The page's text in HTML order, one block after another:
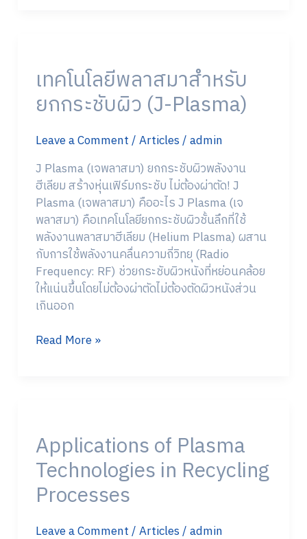
เทคโนโลยีพลาสมาสำหรับ
ยกกระชับผิว (J-Plasma)
Leave a Comment/Articles/admin
J Plasma (เจพลาสมา) ยกกระชับผิวพลังงาน
ฮีเลียม สร้างหุ่นเฟิร์มกระชับ ไม่ต้องผ่าตัด! J
Plasma (เจพลาสมา) คืออะไร J Plasma (เจ
พลาสมา) คือเทคโนโลยียกกระชับผิวชั้นลึกที่ใช้
พลังงานพลาสมาฮีเลียม (Helium Plasma) ผสาน
กับการใช้พลังงานคลื่นความถี่วิทยุ (Radio
Frequency: RF) ช่วยกระชับผิวหนังที่หย่อนคล้อย
ให้แน่นขึ้นโดยไม่ต้องผ่าตัดไม่ต้องตัดผิวหนังส่วน
เกินออก
สำหรับ
ยก
กระชับ
(J-
Plasma)
Read More »
Applications of Plasma
Technologies in Recycling
Processes
Leave a Comment/Articles/admin
Plasma
Technologies
in
Recycling